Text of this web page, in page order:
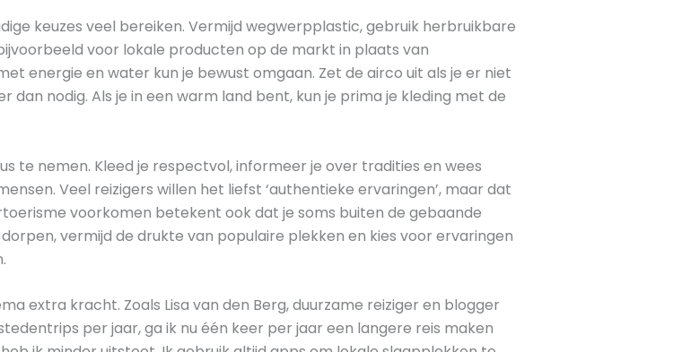
keuzes veel bereiken. Vermijd wegwerpplastic, gebruik herbruikbare
voor lokale producten op de markt in plaats van
energie en water kun je bewust omgaan. Zet de airco uit als je er niet
dan nodig. Als je in een warm land bent, kun je prima je kleding met de
te nemen. Kleed je respectvol, informeer je over tradities en wees
Veel reizigers willen het liefst ‘authentieke ervaringen’, maar dat
voorkomen betekent ook dat je soms buiten de gebaande
vermijd de drukte van populaire plekken en kies voor ervaringen
extra kracht. Zoals Lisa van den Berg, duurzame reiziger en blogger
per jaar, ga ik nu één keer per jaar een langere reis maken